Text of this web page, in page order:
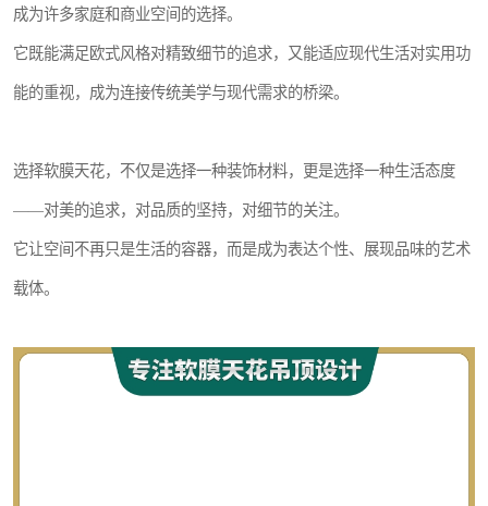
成为许多家庭和商业空间的选择。
它既能满足欧式风格对精致细节的追求，又能适应现代生活对实用功
能的重视，成为连接传统美学与现代需求的桥梁。
选择软膜天花，不仅是选择一种装饰材料，更是选择一种生活态度
——对美的追求，对品质的坚持，对细节的关注。
它让空间不再只是生活的容器，而是成为表达个性、展现品味的艺术
载体。